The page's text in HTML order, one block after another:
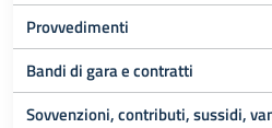
Provvedimenti
Bandi di gara e contratti
Sovvenzioni, contributi, sussidi,